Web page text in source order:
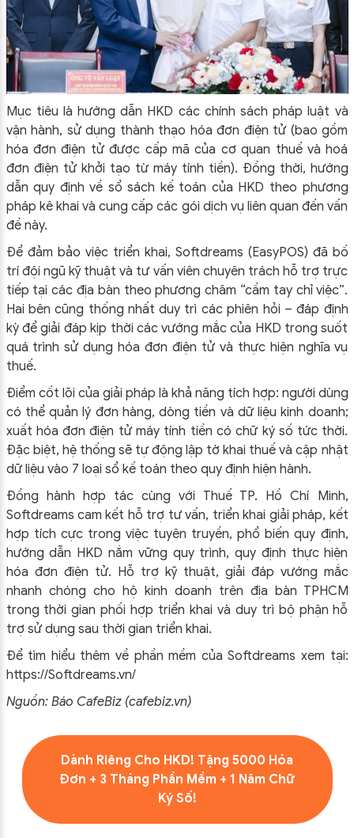
Mục tiêu là hướng dẫn HKD các chính sách pháp luật và
vận hành, sử dụng thành thạo hóa đơn điện tử (bao gồm
hóa đơn điện tử được cấp mã của cơ quan thuế và hoá
đơn điện tử khởi tạo từ máy tính tiền). Đồng thời, hướng
dẫn quy định về sổ sách kế toán của HKD theo phương
pháp kê khai và cung cấp các gói dịch vụ liên quan đến vấn
đề này.
Để đảm bảo việc triển khai, Softdreams (EasyPOS) đã bố
trí đội ngũ kỹ thuật và tư vấn viên chuyên trách hỗ trợ trực
tiếp tại các địa bàn theo phương châm “cầm tay chỉ việc”.
Hai bên cũng thống nhất duy trì các phiên hỏi – đáp định
kỳ để giải đáp kịp thời các vướng mắc của HKD trong suốt
quá trình sử dụng hóa đơn điện tử và thực hiện nghĩa vụ
thuế.
Điểm cốt lõi của giải pháp là khả năng tích hợp: người dùng
có thể quản lý đơn hàng, dòng tiền và dữ liệu kinh doanh;
xuất hóa đơn điện tử máy tính tiền có chữ ký số tức thời.
Đặc biệt, hệ thống sẽ tự động lập tờ khai thuế và cập nhật
dữ liệu vào 7 loại sổ kế toán theo quy định hiện hành.
Đồng hành hợp tác cùng với Thuế TP. Hồ Chí Minh,
Softdreams cam kết hỗ trợ tư vấn, triển khai giải pháp, kết
hợp tích cực trong việc tuyên truyền, phổ biến quy định,
hướng dẫn HKD nắm vững quy trình, quy định thực hiện
hóa đơn điện tử. Hỗ trợ kỹ thuật, giải đáp vướng mắc
nhanh chóng cho hộ kinh doanh trên địa bàn TPHCM
trong thời gian phối hợp triển khai và duy trì bộ phận hỗ
trợ sử dụng sau thời gian triển khai.
Để tìm hiểu thêm về phần mềm của Softdreams xem tại:
https://Softdreams.vn/
Nguồn: Báo CafeBiz (cafebiz.vn)
Dành Riêng Cho HKD! Tặng 5000 Hóa
Đơn + 3 Tháng Phần Mềm + 1 Năm Chữ
Ký Số!